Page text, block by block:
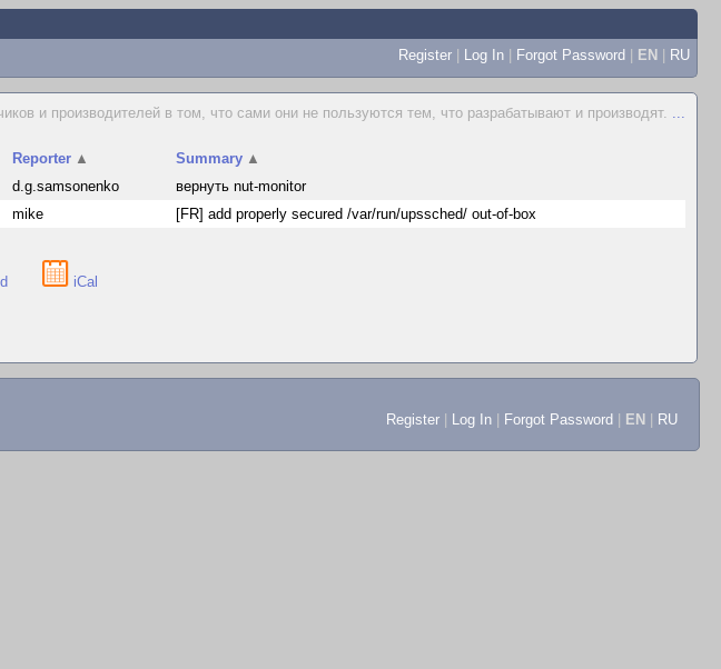
Register | Log In | Forgot Password | EN | RU
и производителей в том, что сами они не пользуются тем, что разрабатывают и производят. ...
Reporter ▲ Summary ▲
d.g.samsonenko
вернуть nut-monitor
mike [FR] add properly secured /var/run/upssched/ out-of-box
iCal
Register Log In Forgot Password EN RU